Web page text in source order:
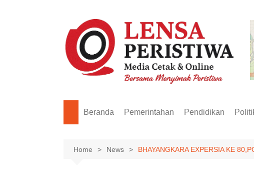
Beranda Pemerintahan Pendidikan
Home News BHAYANGKARA EXPERSIA KE